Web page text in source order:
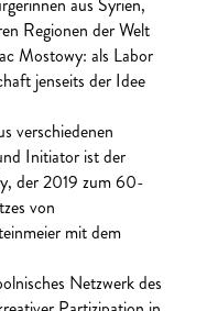
aus Syrien,
Regionen der Welt
Mostowy: als Labor
jenseits der Idee
verschiedenen
Initiator ist der
der 2019 zum 60-
von
mit dem
Netzwerk des